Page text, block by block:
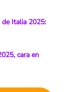
Italia 2025:
cara en